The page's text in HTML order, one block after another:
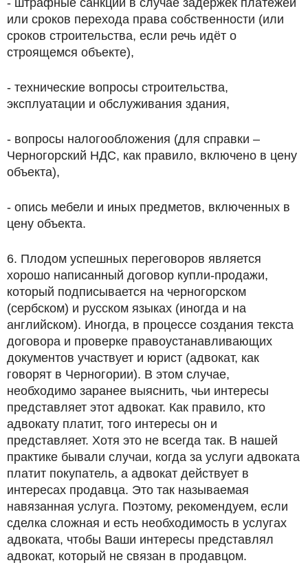
или сроков перехода права собственности (или
сроков строительства, если речь идёт о
строящемся объекте),
- технические вопросы строительства,
эксплуатации и обслуживания здания,
- вопросы налогообложения (для справки –
Черногорский НДС, как правило, включено в цену
объекта),
- опись мебели и иных предметов, включенных в
цену объекта.
6. Плодом успешных переговоров является
хорошо написанный договор купли-продажи,
который подписывается на черногорском
(сербском) и русском языках (иногда и на
английском). Иногда, в процессе создания текста
договора и проверке правоустанавливающих
документов участвует и юрист (адвокат, как
говорят в Черногории). В этом случае,
необходимо заранее выяснить, чьи интересы
представляет этот адвокат. Как правило, кто
адвокату платит, того интересы он и
представляет. Хотя это не всегда так. В нашей
практике бывали случаи, когда за услуги адвоката
платит покупатель, а адвокат действует в
интересах продавца. Это так называемая
навязанная услуга. Поэтому, рекомендуем, если
сделка сложная и есть необходимость в услугах
адвоката, чтобы Ваши интересы представлял
адвокат, который не связан в продавцом.